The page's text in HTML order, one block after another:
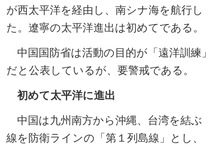
が西太平洋を経由し、南シナ海を航行し
た。遼寧の太平洋進出は初めてである。
中国国防省は活動の目的が「遠洋訓練」
だと公表しているが、要警戒である。
初めて太平洋に進出
中国は九州南方から沖縄、台湾を結ぶ
線を防衛ラインの「第１列島線」とし、